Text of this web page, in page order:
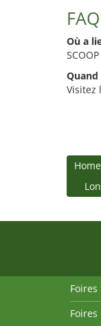
FAQ
Où a
Quand
Visitez
Home